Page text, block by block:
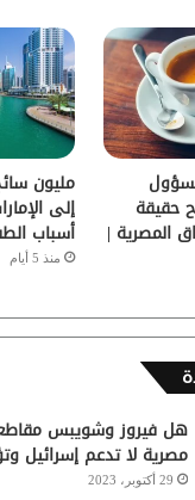
حقيقة
المصرية |
مليون
إلى
أسباب
منذ 5 أيام
هل فيروز وشويبس
مصرية لا تدعم إسرائيل
29 أكتوبر، 2023